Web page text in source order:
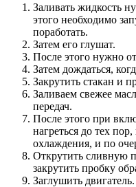
Заливать жидкость
этого необходимо
поработать.
Затем его глушат.
После этого нужно
Затем дождаться,
Закрутить стакан и
Заливаем свежее
передач.
После этого при
нагреться до тех
охлаждения, и по
Открутить сливную
закрутить пробку
Заглушить двигатель.